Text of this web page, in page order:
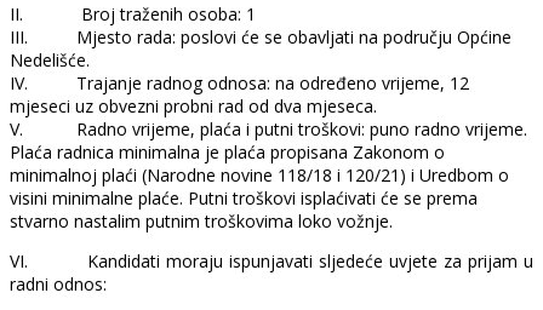
II.
Broj traženih osoba: 1
III.
Mjesto rada: poslovi će se obavljati na području Općine
Nedelišće.
IV.
Trajanje radnog odnosa: na određeno vrijeme, 12
mjeseci uz obvezni probni rad od dva mjeseca.
V.
Radno vrijeme, plaća i putni troškovi: puno radno vrijeme.
Plaća radnica minimalna je plaća propisana Zakonom o
minimalnoj plaći (Narodne novine 118/18 i 120/21) i Uredbom o
visini minimalne plaće. Putni troškovi isplaćivati će se prema
stvarno nastalim putnim troškovima loko vožnje.
VI.
Kandidati moraju ispunjavati sljedeće uvjete za prijam u
radni odnos: